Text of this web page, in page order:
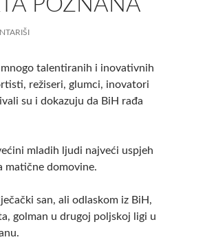
mnogo talentiranih i inovativnih
režiseri, glumci, inovatori
su i dokazuju da BiH rađa
mladih ljudi najveći uspjeh
matične domovine.
san, ali odlaskom iz BiH,
golman u drugoj poljskoj ligi u